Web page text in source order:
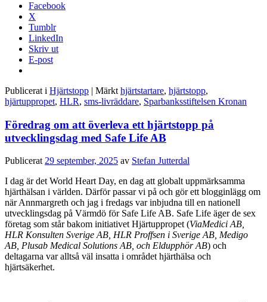
Facebook
X
Tumblr
LinkedIn
Skriv ut
E-post
Publicerat i Hjärtstopp | Märkt hjärtstartare, hjärtstopp,
hjärtuppropet, HLR, sms-livräddare, Sparbanksstiftelsen Kronan
Föredrag om att överleva ett hjärtstopp på
utvecklingsdag med Safe Life AB
Publicerat29 september, 2025 av Stefan Jutterdal
I dag är det World Heart Day, en dag att globalt uppmärksamma
hjärthälsan i världen. Därför passar vi på och gör ett blogginlägg om
när Annmargreth och jag i fredags var inbjudna till en nationell
utvecklingsdag på Värmdö för Safe Life AB. Safe Life äger de sex
företag som står bakom initiativet Hjärtuppropet (ViaMedici AB,
HLR Konsulten Sverige AB, HLR Proffsen i Sverige AB, Medigo
AB, Plusab Medical Solutions AB, och Eldupphör AB) och
deltagarna var alltså väl insatta i området hjärthälsa och
hjärtsäkerhet.